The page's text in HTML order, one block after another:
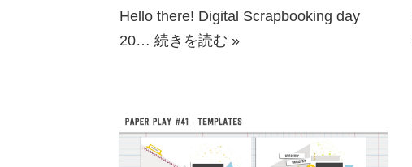
Hello there! Digital Scrapbooking day
20… 続きを読む »